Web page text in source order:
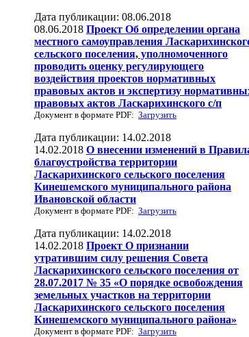
Дата публикации: 08.06.2018
08.06.2018 Проект Об определении органа
местного самоуправления
сельского поселения, уполномоченного
проводить оценку регулирующего
воздействия проектов нормативных
правовых актов и экспертизу
правовых актов Ласкарихинского с/п
Документ в формате PDF: Загрузить
Дата публикации: 14.02.2018
14.02.2018 О внесении изменений в
благоустройства территории
Ласкарихинского сельского поселения
Кинешемского муниципального района
Ивановской области
Документ в формате PDF: Загрузить
Дата публикации: 14.02.2018
14.02.2018 Проект О признании
утратившим силу решения Совета
Ласкарихинского сельского поселения от
28.07.2017 № 35 «О порядке освобождения
земельных участков на территории
Ласкарихинского сельского поселения
Кинешемского муниципального района»
Документ в формате PDF: Загрузить